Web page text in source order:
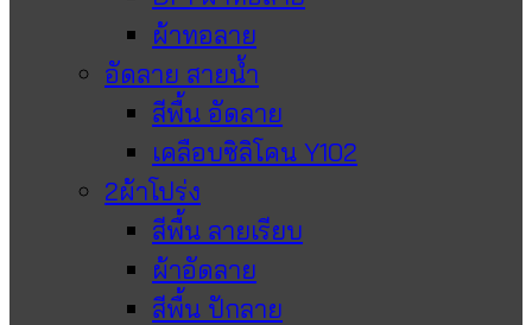
ผ้าทอลาย
อัดลาย สายน้ำ
สีพื้น อัดลาย
เคลือบซิลิโคน Y102
2ผ้าโปร่ง
สีพื้น ลายเรียบ
ผ้าอัดลาย
สีพื้น ปักลาย